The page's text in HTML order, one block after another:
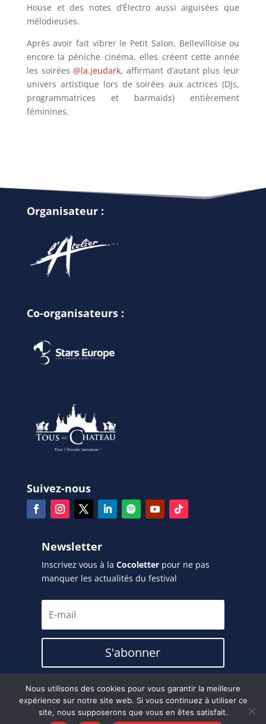
House et des notes d’Électro aussi aiguisées que
mélodieuses.
Après avoir fait vibrer le Petit Salon, Bellevilloise ou
encore la péniche cinéma, elles créent cette année
les soirées@la.jeudark, affirmant d’autant plus leur
univers artistique lors de soirées aux actrices (DJs,
programmatrices et barmaids) entièrement
féminines.
Organisateur :
Co-organisateurs :
Suivez-nous
Newsletter
Inscrivez vous à la Cocoletterpour ne pas
manquer les actualités du festival
S'abonner
© 2025 Cocorico Electro |Mentions légales|CGV
Nous utilisons des cookies pour vous garantir la meilleure
expérience sur notre site web. Si vous continuez à utiliser ce
site, nous supposerons que vous en êtes satisfait.